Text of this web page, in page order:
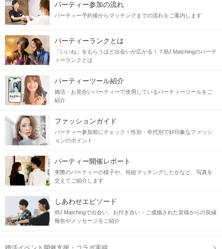
パーティー参加の流れ
パーティー予約後からマッチングまでの流れをご案内します
パーティーランクとは
「いいね」をもらうほど出会いが広がる！？IBJ Matchingのパーテ
ィーランクとは
パーティーツール紹介
婚活・お見合いパーティーで使用しているパーティーツールをご
紹介
ファッションガイド
パーティー参加前にチェック！性別・年代別で好印象なファッシ
ョンのポイント
パーティー開催レポート
実際のパーティーの様子や、何組マッチングしたかなど、写真を
交えてご紹介します
しあわせエピソード
IBJ Matchingで出会い、お付き合い・ご成婚された皆様からの良縁
報告やメッセージをご紹介